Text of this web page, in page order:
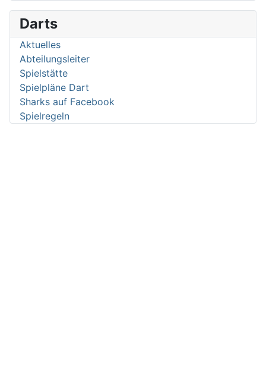
Darts
Aktuelles
Abteilungsleiter
Spielstätte
Spielpläne Dart
Sharks auf Facebook
Spielregeln